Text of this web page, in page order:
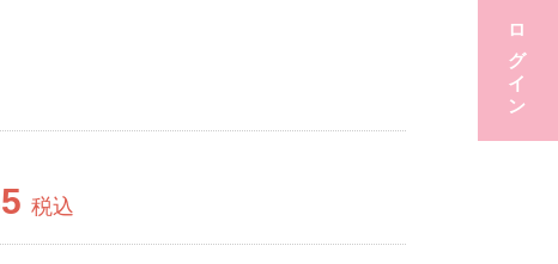
税込
ログイン